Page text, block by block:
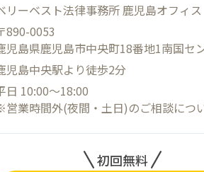
リーベスト法律事務所 鹿児島オフィス
890-0053
児島県鹿児島市中央町18番地1南国セ
児島中央駅より徒歩2分
日 10:00～18:00
業時間外(夜間・土日)のご相談につ
初回無料